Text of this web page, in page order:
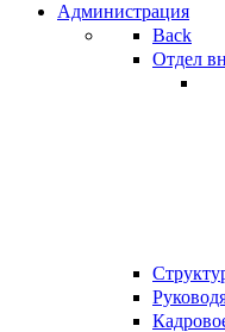
Администрация
Back
Отдел